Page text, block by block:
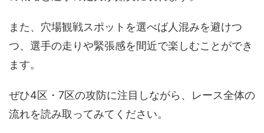
また、穴場観戦スポットを選べば人混みを避けつ
つ、選手の走りや緊張感を間近で楽しむことができ
ます。
ぜひ4区・7区の攻防に注目しながら、レース全体の
流れを読み取ってみてください。